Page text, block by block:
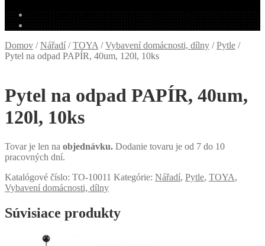
0.00 € 0 produktov
Domov /Nářadí /TOYA /Vybavení domácnosti, dílny /Pytle /
Pytel na odpad PAPÍR, 40um, 120l, 10ks
Pytel na odpad PAPÍR, 40um,
120l, 10ks
Tovar je len na objednávku. Dodanie tovaru je od 7 do 10
pracovných dní.
Katalógové číslo: TO-10011 Kategórie: Nářadí, Pytle, TOYA,
Vybavení domácnosti, dílny
Súvisiace produkty